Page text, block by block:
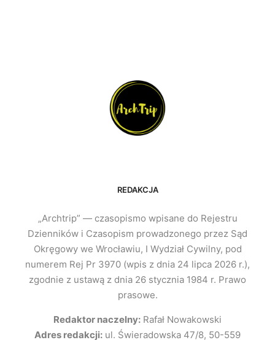
REDAKCJA
„Archtrip” — czasopismo wpisane do Rejestru
Dzienników i Czasopism prowadzonego przez Sąd
Okręgowy we Wrocławiu, I Wydział Cywilny, pod
numerem Rej Pr 3970 (wpis z dnia 24 lipca 2026 r.),
zgodnie z ustawą z dnia 26 stycznia 1984 r. Prawo
prasowe.
Redaktor naczelny: Rafał Nowakowski
Adres redakcji: ul. Świeradowska 47/8, 50-559